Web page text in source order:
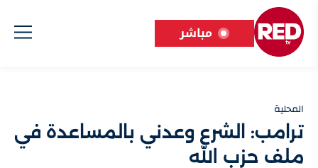
مباشر
المحلية
ترامب: الشرع وعدني بالمساعدة في
ملف حزب الله